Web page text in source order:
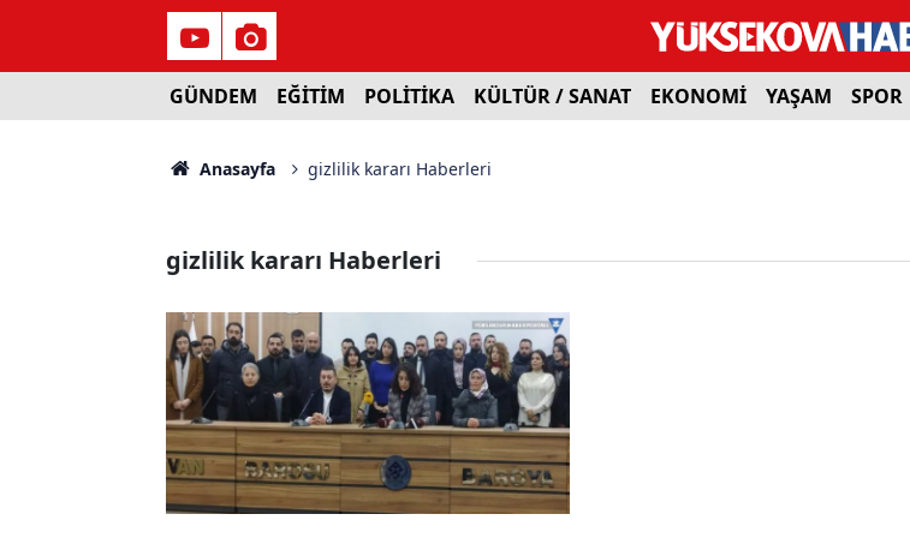
GÜNDEM EĞİTİM POLİTİKA KÜLTÜR / SANAT EKONOMİ YAŞAM SPOR
Anasayfa gizlilik kararı Haberleri
gizlilik kararı Haberleri